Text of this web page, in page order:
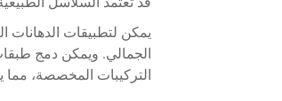
يمكن لتطبيقات
الجمالي. ويمكن دمج
التركيبات المخصصة،